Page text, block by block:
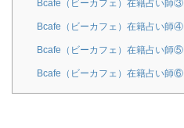
Bcafe（ビーカフェ）在籍占い師
Bcafe（ビーカフェ）在籍占い師
Bcafe（ビーカフェ）在籍占い師
Bcafe（ビーカフェ）在籍占い師